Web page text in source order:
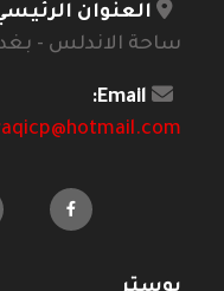
العنوان
ساحة الاندلس -
Email: